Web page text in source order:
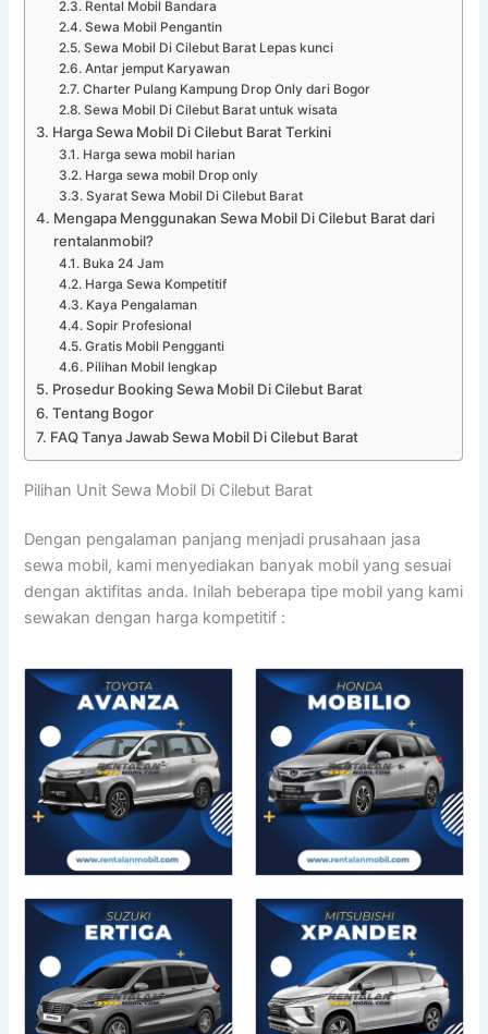
Rental Mobil Bandara
Sewa Mobil Pengantin
Sewa Mobil Di Cilebut Barat Lepas kunci
Antar jemput Karyawan
Charter Pulang Kampung Drop Only dari Bogor
Sewa Mobil Di Cilebut Barat untuk wisata
Harga Sewa Mobil Di Cilebut Barat Terkini
Harga sewa mobil harian
Harga sewa mobil Drop only
Syarat Sewa Mobil Di Cilebut Barat
Mengapa Menggunakan Sewa Mobil Di Cilebut Barat dari
rentalanmobil?
Buka 24 Jam
Harga Sewa Kompetitif
Kaya Pengalaman
Sopir Profesional
Gratis Mobil Pengganti
Pilihan Mobil lengkap
Prosedur Booking Sewa Mobil Di Cilebut Barat
Tentang Bogor
FAQ Tanya Jawab Sewa Mobil Di Cilebut Barat
Pilihan Unit Sewa Mobil Di Cilebut Barat
Dengan pengalaman panjang menjadi prusahaan jasa
sewa mobil, kami menyediakan banyak mobil yang sesuai
dengan aktifitas anda. Inilah beberapa tipe mobil yang kami
sewakan dengan harga kompetitif :